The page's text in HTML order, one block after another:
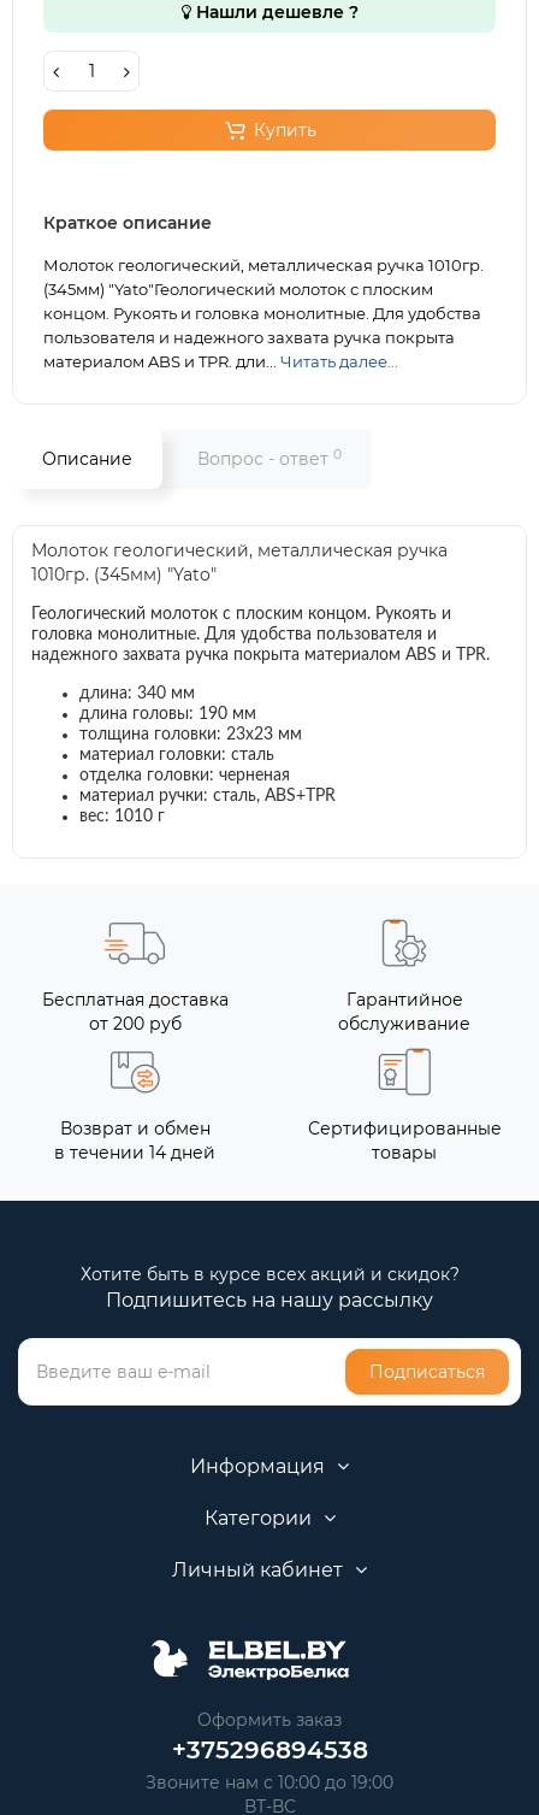
Нашли дешевле ?
Купить
Краткое описание
Молоток геологический, металлическая ручка 1010гр.
(345мм) "Yato"Геологический молоток с плоским
концом. Рукоять и головка монолитные. Для удобства
пользователя и надежного захвата ручка покрыта
материалом ABS и TPR. дли... Читать далее...
Описание Вопрос - ответ 0
Молоток геологический, металлическая ручка
1010гр. (345мм) "Yato"
Геологический молоток с плоским концом. Рукоять и
головка монолитные. Для удобства пользователя и
надежного захвата ручка покрыта материалом ABS и TPR.
длина: 340 мм
длина головы: 190 мм
толщина головки: 23x23 мм
материал головки: сталь
отделка головки: черненая
материал ручки: сталь, ABS+TPR
вес: 1010 г
Бесплатная доставка
от 200 руб
Гарантийное
обслуживание
Возврат и обмен
в течении 14 дней
Сертифицированные
товары
Хотите быть в курсе всех акций и скидок?
Подпишитесь на нашу рассылку
Подписаться
Информация
Категории
Личный кабинет
Оформить заказ
+375296894538
Звоните нам с 10:00 до 19:00
ВТ-ВС